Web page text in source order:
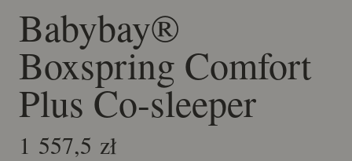
Babybay®
Boxspring Comfort
Plus Co-sleeper
1 557,5 zł